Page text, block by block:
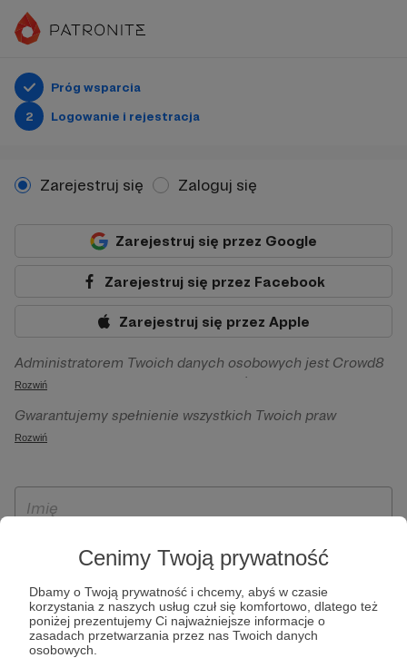
Cenimy Twoją prywatność
Dbamy o Twoją prywatność i chcemy, abyś w czasie
korzystania z naszych usług czuł się komfortowo, dlatego też
poniżej prezentujemy Ci najważniejsze informacje o
zasadach przetwarzania przez nas Twoich danych
osobowych.
Próg wsparcia
2
Logowanie i rejestracja
Zarejestruj się Zaloguj się
Zarejestruj się przez Google
Zarejestruj się przez Facebook
Zarejestruj się przez Apple
Administratorem Twoich danych osobowych jest Crowd8
sp. z o.o. z siedziba w Warszawie, ul. Żwirki i Wigury 16, 02-
092 Warszawa. Twoje dane osobowe będą przetwarzane w
szczególności w celu wykonania umowy zawartej z Tobą, w
Patronite.pl, w tym możliwości dokonywania oraz
otrzymywania wsparcia na naszej platformie oraz
Rozwiń
Gwarantujemy spełnienie wszystkich Twoich praw
wynikających z ogólnego rozporządzenia o ochronie
ich przenoszenia, niepodlegania zautomatyzowanemu
wyrażenia sprzeciwu wobec przetwarzania Twoich danych
osobowych. Rejestracja dla osób niepełnoletnich możliwa
jest po przekazaniu podpisanego formularza "Zgodna na
założenie konta przez osobę niepełnoletnią", formularz
dostępny jest na stronie regulaminu Patronite.pl.
Rozwiń